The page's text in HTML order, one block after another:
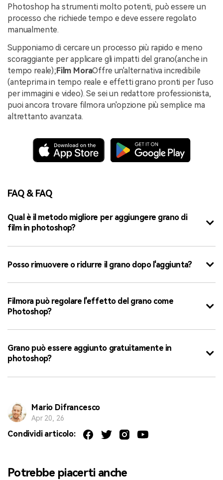
Photoshop ha strumenti molto potenti, può essere un
processo che richiede tempo e deve essere regolato
manualmente.
Supponiamo di cercare un processo più rapido e meno
scoraggiante per applicare gli impatti del grano(anche in
tempo reale);Film MoraOffre un'alternativa incredibile
(anteprima in tempo reale e effetti grano pronti per l'uso
per immagini e video). Se sei un redattore professionista,
puoi ancora trovare filmora un'opzione più semplice ma
altrettanto avanzata.
FAQ & FAQ
Qual è il metodo migliore per aggiungere grano di
film in photoshop?
Posso rimuovere o ridurre il grano dopo l'aggiunta?
Filmora può regolare l'effetto del grano come
Photoshop?
Grano può essere aggiunto gratuitamente in
photoshop?
Mario Difrancesco
Apr 20, 26
Condividi articolo:
Potrebbe piacerti anche